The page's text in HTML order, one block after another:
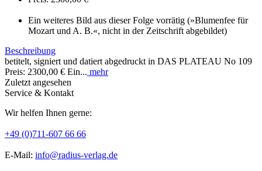
Ein weiteres Bild aus dieser Folge vorrätig (»Blumenfee für
Mozart und A. B.«, nicht in der Zeitschrift abgebildet)
Beschreibung
betitelt, signiert und datiert abgedruckt in DAS PLATEAU No 109
Preis: 2300,00 € Ein... mehr
Zuletzt angesehen
Service & Kontakt
Wir helfen Ihnen gerne:
+49 (0)711-607 66 66
E-Mail: info@radius-verlag.de